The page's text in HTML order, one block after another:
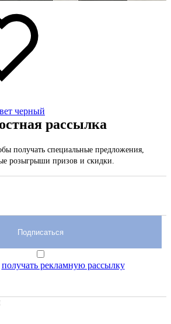
черный
рассылка
получать специальные предложения,
розыгрыши призов и скидки.
Подписаться
получать рекламную рассылку